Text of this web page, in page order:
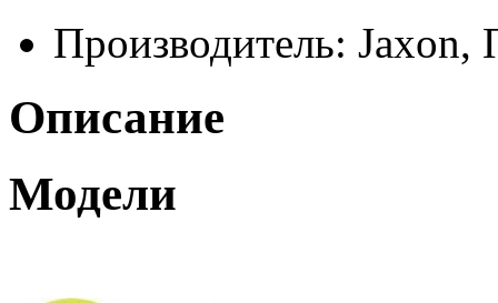
Производитель: Jaxon,
Описание
Модели